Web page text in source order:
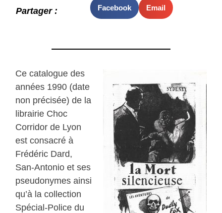
Partager : Facebook Email
Ce catalogue des
années 1990 (date
non précisée) de la
librairie Choc
Corridor de Lyon
est consacré à
Frédéric Dard,
San-Antonio et ses
pseudonymes ainsi
qu’à la collection
Spécial-Police du